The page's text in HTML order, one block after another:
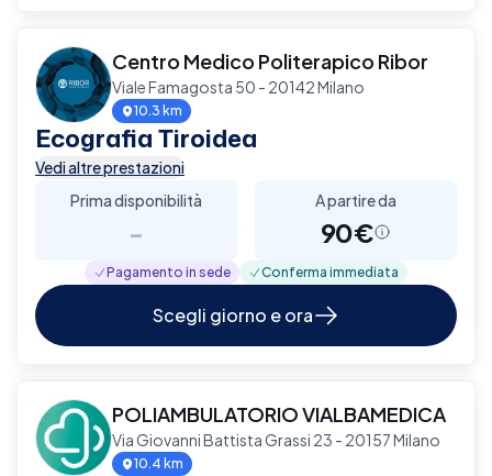
Centro Medico Politerapico Ribor
Viale Famagosta 50 - 20142 Milano
10.3 km
Ecografia Tiroidea
Vedi altre prestazioni
Prima disponibilità
-
A partire da
90€
Pagamento in sede Conferma immediata
Scegli giorno e ora
POLIAMBULATORIO VIALBAMEDICA
Via Giovanni Battista Grassi 23 - 20157 Milano
10.4 km